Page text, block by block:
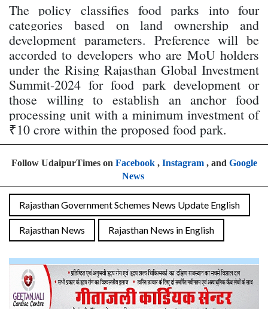
The policy classifies food parks into four
categories based on land ownership and
development parameters. Preference will be
accorded to developers who are MoU holders
under the Rising Rajasthan Global Investment
Summit-2024 for food park development or
those willing to establish an anchor food
processing unit with a minimum investment of
₹10 crore within the proposed food park.
Follow UdaipurTimes on Facebook, Instagram, and Google
News
Rajasthan Government Schemes News Update English
Rajasthan News Rajasthan News in English